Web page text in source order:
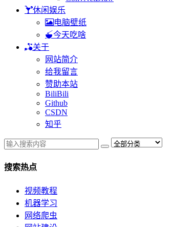
休闲娱乐
电脑壁纸
今天吃啥
关于
网站简介
给我留言
赞助本站
BiliBili
Github
CSDN
知乎
搜索热点
视频教程
机器学习
网络爬虫